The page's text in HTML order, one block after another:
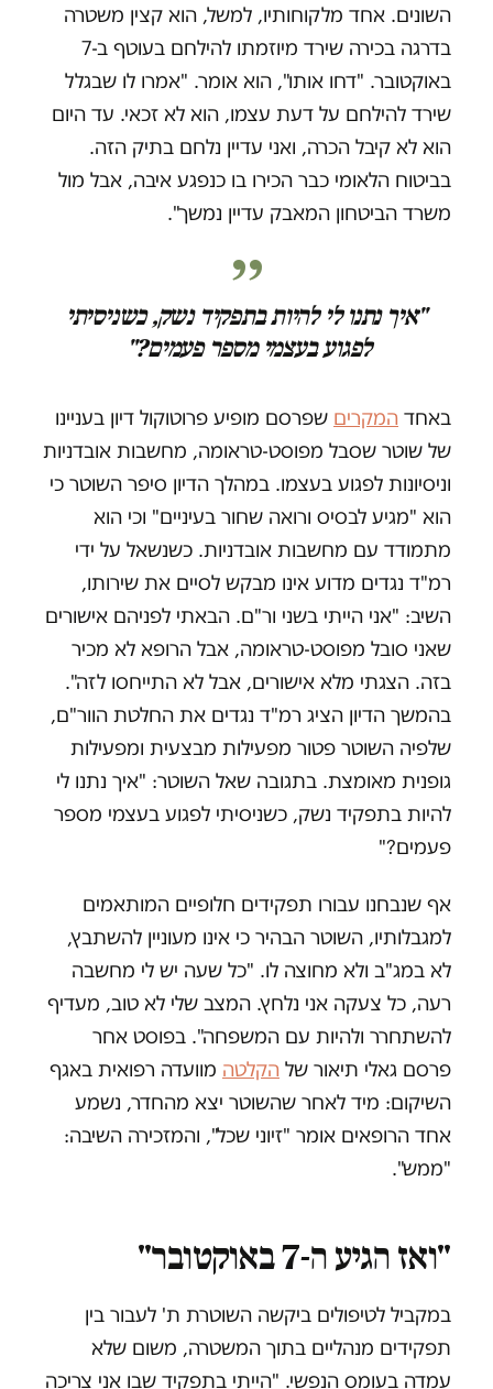
השונים. אחד מלקוחותיו, למשל, הוא קצין משטרה
בדרגה בכירה שירד מיוזמתו להילחם בעוטף ב-7
באוקטובר. "דחו אותו", הוא אומר. "אמרו לו שבגלל
שירד להילחם על דעת עצמו, הוא לא זכאי. עד היום
הוא לא קיבל הכרה, ואני עדיין נלחם בתיק הזה.
בביטוח הלאומי כבר הכירו בו כנפגע איבה, אבל מול
משרד הביטחון המאבק עדיין נמשך".
"איך נתנו לי להיות בתפקיד נשק, כשניסיתי
לפגוע בעצמי מספר פעמים?"
באחד המקרים שפרסם מופיע פרוטוקול דיון בעניינו
של שוטר שסבל מפוסט-טראומה, מחשבות אובדניות
וניסיונות לפגוע בעצמו. במהלך הדיון סיפר השוטר כי
הוא "מגיע לבסיס ורואה שחור בעיניים" וכי הוא
מתמודד עם מחשבות אובדניות. כשנשאל על ידי
רמ"ד נגדים מדוע אינו מבקש לסיים את שירותו,
השיב: "אני הייתי בשני ור"ם. הבאתי לפניהם אישורים
שאני סובל מפוסט-טראומה, אבל הרופא לא מכיר
בזה. הצגתי מלא אישורים, אבל לא התייחסו לזה".
בהמשך הדיון הציג רמ"ד נגדים את החלטת הוור"ם,
שלפיה השוטר פטור מפעילות מבצעית ומפעילות
גופנית מאומצת. בתגובה שאל השוטר: "איך נתנו לי
להיות בתפקיד נשק, כשניסיתי לפגוע בעצמי מספר
פעמים?"
אף שנבחנו עבורו תפקידים חלופיים המותאמים
למגבלותיו, השוטר הבהיר כי אינו מעוניין להשתבץ,
לא במג"ב ולא מחוצה לו. "כל שעה יש לי מחשבה
רעה, כל צעקה אני נלחץ. המצב שלי לא טוב, מעדיף
להשתחרר ולהיות עם המשפחה". בפוסט אחר
פרסם גאלי תיאור של הקלטה מוועדה רפואית באגף
השיקום: מיד לאחר שהשוטר יצא מהחדר, נשמע
אחד הרופאים אומר "זיוני שכל", והמזכירה השיבה:
"ממש".
"ואז הגיע ה-7 באוקטובר"
במקביל לטיפולים ביקשה השוטרת ת' לעבור בין
תפקידים מנהליים בתוך המשטרה, משום שלא
עמדה בעומס הנפשי. "הייתי בתפקיד שבו אני צריכה